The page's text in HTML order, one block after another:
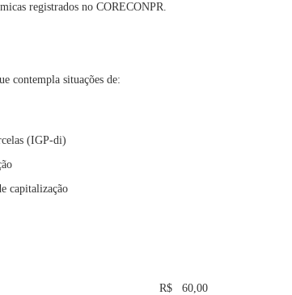
registrados no CORECONPR.
contempla situações de:
(IGP-di)
capitalização
R$ 60,00